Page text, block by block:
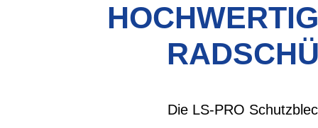
Die LS-PRO